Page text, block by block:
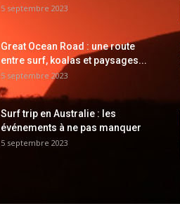
5 septembre 2023
Great Ocean Road : une route
entre surf, koalas et paysages...
5 septembre 2023
Surf trip en Australie : les
événements à ne pas manquer
5 septembre 2023